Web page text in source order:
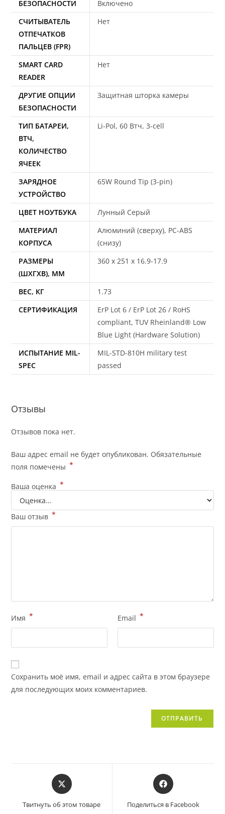
БЕЗОПАСНОСТИ
Включено
СЧИТЫВАТЕЛЬ
ОТПЕЧАТКОВ
ПАЛЬЦЕВ (FPR)
Нет
SMART CARD
READER
Нет
ДРУГИЕ ОПЦИИ
БЕЗОПАСНОСТИ
Защитная шторка камеры
ТИП БАТАРЕИ,
ВТЧ,
КОЛИЧЕСТВО
ЯЧЕЕК
Li-Pol, 60 Втч, 3-cell
ЗАРЯДНОЕ
УСТРОЙСТВО
65W Round Tip (3-pin)
ЦВЕТ НОУТБУКА
Лунный Серый
МАТЕРИАЛ
КОРПУСА
Алюминий (сверху), PC-ABS
(снизу)
РАЗМЕРЫ
(ШХГХВ), ММ
360 x 251 x 16.9-17.9
ВЕС, КГ
1.73
СЕРТИФИКАЦИЯ
ErP Lot 6 / ErP Lot 26 / RoHS
compliant, TUV Rheinland® Low
Blue Light (Hardware Solution)
ИСПЫТАНИЕ MIL-
SPEC
MIL-STD-810H military test
passed
Отзывы
Отзывов пока нет.
Ваш адрес email не будет опубликован. Обязательные
поля помечены *
Ваша оценка *
Ваш отзыв *
Имя * Email *
Сохранить моё имя, email и адрес сайта в этом браузере
для последующих моих комментариев.
Твитнуть об этом товаре Поделиться в Facebook